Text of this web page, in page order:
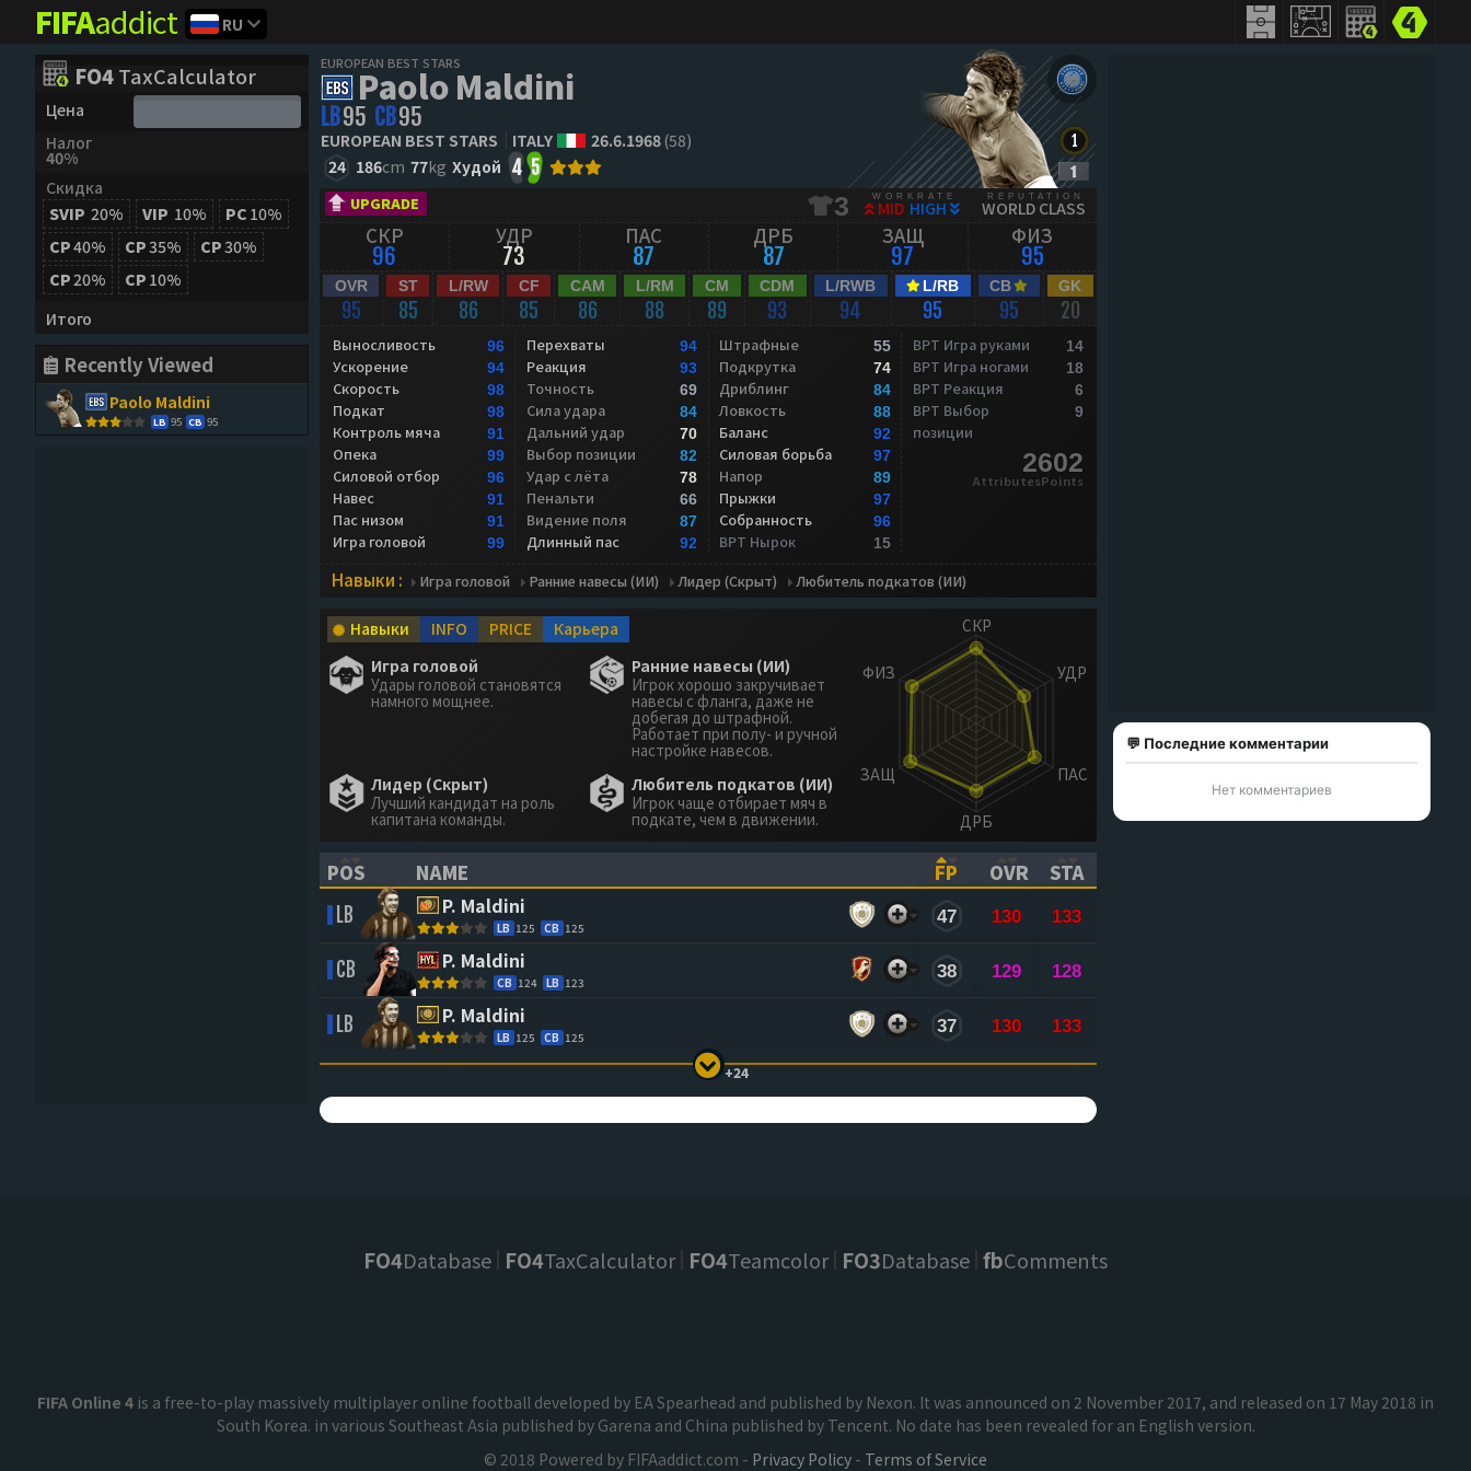
FIFAaddict RU
FO4TaxCalculator
Цена
Налог
40%
Скидка
SVIP 20% VIP 10% PC 10%
CP40% CP35% CP30%
CP20% CP 10%
Итого
Recently Viewed
Paolo Maldini
LB 95 CB 95
EUROPEAN BEST STARS
Paolo Maldini
LB95 CB95
EUROPEAN BEST STARS ITALY 26.6.1968(58)
24 186cm 77kg Худой 4 5
UPGRADE 3 WORKRATE
MID HIGH
REPUTATION
WORLD CLASS
СКР
96
УДР
73
ПАС
87
ДРБ
87
ЗАЩ
97
ФИЗ
95
OVR
95
ST
85
L/RW
86
CF
85
CAM
86
L/RM
88
CM
89
CDM
93
L/RWB
94
L/RB
95
CB
95
GK
20
Выносливость 96
Ускорение 94
Скорость 98
Подкат 98
Контроль мяча 91
Опека 99
Силовой отбор 96
Навес 91
Пас низом 91
Игра головой 99
Перехваты 94
Реакция 93
Точность 69
Сила удара 84
Дальний удар 70
Выбор позиции 82
Удар с лёта 78
Пенальти 66
Видение поля 87
Длинный пас 92
Штрафные 55
Подкрутка 74
Дриблинг 84
Ловкость 88
Баланс 92
Силовая борьба 97
Напор 89
Прыжки 97
Собранность 96
ВРТ Нырок 15
ВРТ Игра руками 14
ВРТ Игра ногами 18
ВРТ Реакция 6
ВРТ Выбор
позиции
9
2602
AttributesPoints
Навыки : Игра головой Ранние навесы (ИИ) Лидер (Скрыт) Любитель подкатов (ИИ)
Навыки INFO PRICE
Карьера
Игра головой
Удары головой становятся
намного мощнее.
Ранние навесы (ИИ)
Игрок хорошо закручивает
навесы с фланга, даже не
добегая до штрафной.
Работает при полу- и ручной
настройке навесов.
Лидер (Скрыт)
Лучший кандидат на роль
капитана команды.
Любитель подкатов (ИИ)
Игрок чаще отбирает мяч в
подкате, чем в движении.
POS
(CLICK TO SORT ASCENDING)
NAME
(CLICK TO SORT ASCENDING)
FP
OVR
STA
LB P. Maldini
LB 125 CB 125
47 130 133
CB P. Maldini
CB 124 LB 123
38 129 128
LB P. Maldini
LB 125 CB 125
37 130 133
+24
💬 Последние комментарии
Нет комментариев
FO4Database FO4TaxCalculator FO4Teamcolor FO3Database fbComments
FIFA Online 4 is a free-to-play massively multiplayer online football developed by EA Spearhead and published by Nexon. It was announced on 2 November 2017, and released on 17 May 2018 in
South Korea. in various Southeast Asia published by Garena and China published by Tencent. No date has been revealed for an English version.
© 2018 Powered by FIFAaddict.com - Privacy Policy - Terms of Service